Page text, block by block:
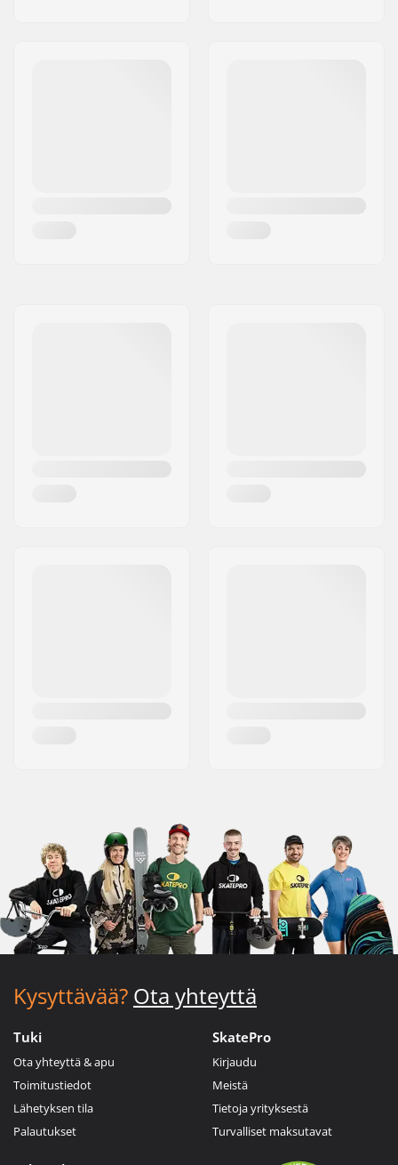
Kysyttävää? Ota yhteyttä
Tuki
Ota yhteyttä & apu
Toimitustiedot
Lähetyksen tila
Palautukset
SkatePro
Kirjaudu
Meistä
Tietoja yrityksestä
Turvalliset maksutavat